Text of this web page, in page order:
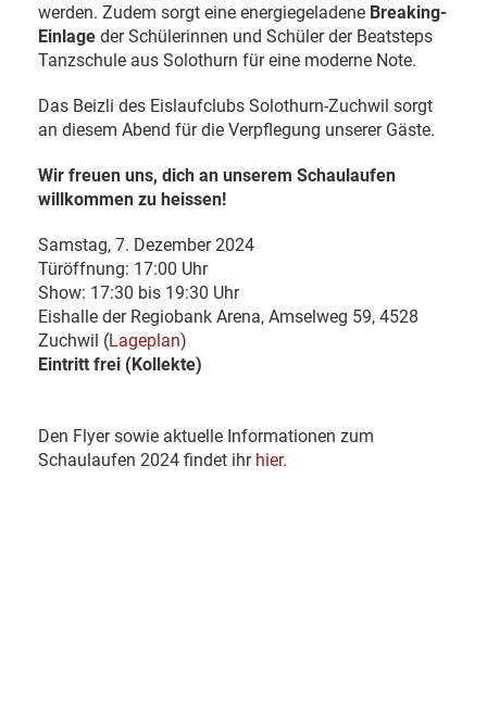
werden. Zudem sorgt eine energiegeladene Breaking-
Einlage der Schülerinnen und Schüler der Beatsteps
Tanzschule aus Solothurn für eine moderne Note.
Das Beizli des Eislaufclubs Solothurn-Zuchwil sorgt
an diesem Abend für die Verpflegung unserer Gäste.
Wir freuen uns, dich an unserem Schaulaufen
willkommen zu heissen!
Samstag, 7. Dezember 2024
Türöffnung: 17:00 Uhr
Show: 17:30 bis 19:30 Uhr
Eishalle der Regiobank Arena, Amselweg 59, 4528
Zuchwil (Lageplan)
Eintritt frei (Kollekte)
Den Flyer sowie aktuelle Informationen zum
Schaulaufen 2024 findet ihr hier.